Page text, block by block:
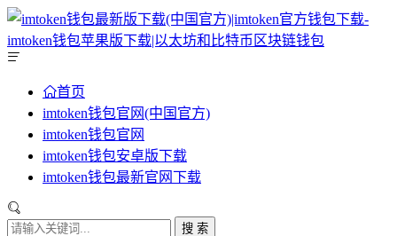
首页
imtoken钱包官网(中国官方)
imtoken钱包官网
imtoken钱包安卓版下载
imtoken钱包最新官网下载
搜 索